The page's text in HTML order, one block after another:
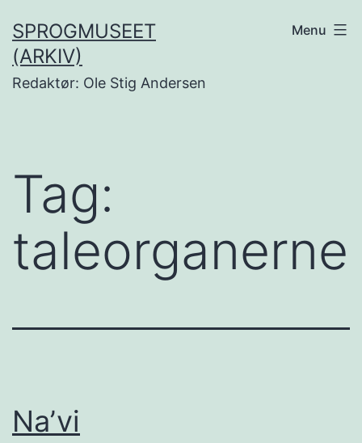
til
indhold
SPROGMUSEET
(ARKIV)
Redaktør: Ole Stig Andersen
Menu
Tag:
taleorganerne
Na’vi